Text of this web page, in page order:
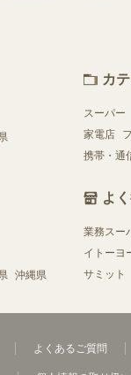
沖縄県
カ
スーパー
家電店
携帯・通
よ
業務スー
イトーヨ
サミット
よくあるご質問